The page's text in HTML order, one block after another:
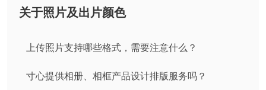
关于照片及出片颜色
上传照片支持哪些格式，需要注意什么？
寸心提供相册、相框产品设计排版服务吗？